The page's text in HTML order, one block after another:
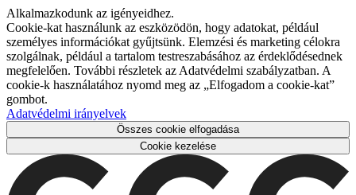
Alkalmazkodunk az igényeidhez.
Cookie-kat használunk az eszközödön, hogy adatokat, például
személyes információkat gyűjtsünk. Elemzési és marketing célokra
szolgálnak, például a tartalom testreszabásához az érdeklődésednek
megfelelően. További részletek az Adatvédelmi szabályzatban. A
cookie-k használatához nyomd meg az „Elfogadom a cookie-kat”
gombot.
Adatvédelmi irányelvek
Összes cookie elfogadása
Cookie kezelése